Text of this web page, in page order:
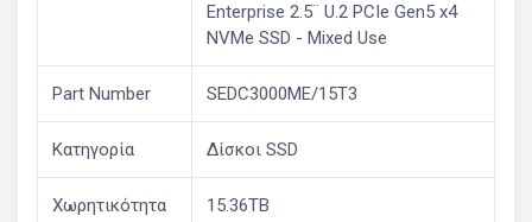
Enterprise 2.5¨ U.2 PCIe Gen5 x4
NVMe SSD - Mixed Use
Part Number SEDC3000ME/15T3
Κατηγορία Δίσκοι SSD
Χωρητικότητα 15.36TB